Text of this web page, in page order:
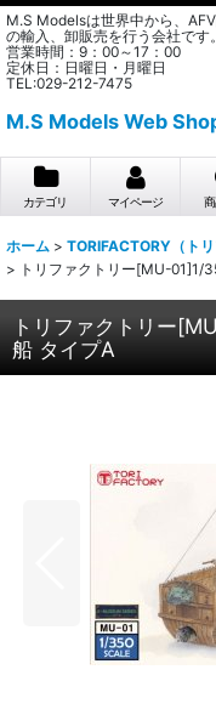
M.S Modelsは世界中から、
の輸入、卸販売を行う会社です。
営業時間：9：00～17：00
定休日：日曜日・月曜日
TEL:029-212-7475
M.S Models Web
カテゴリ マイページ
ホーム > TORIFACTORY（ト
> トリファクトリー[MU-01]1/
トリファクトリー
船 タイプA